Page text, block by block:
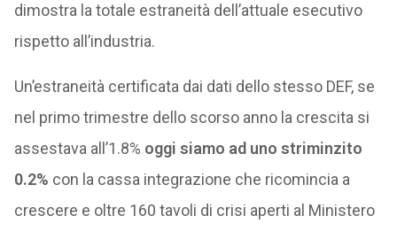
dimostra la totale estraneità dell’attuale esecutivo
rispetto all’industria.
Un’estraneità certificata dai dati dello stesso DEF, se
nel primo trimestre dello scorso anno la crescita si
assestava all’1.8% oggi siamo ad uno striminzito
0.2% con la cassa integrazione che ricomincia a
crescere e oltre 160 tavoli di crisi aperti al Ministero